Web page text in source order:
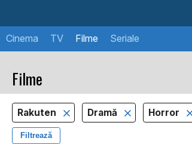
Cinema TV Filme Seriale
Filme
Rakuten Dramă Horror
Filtrează